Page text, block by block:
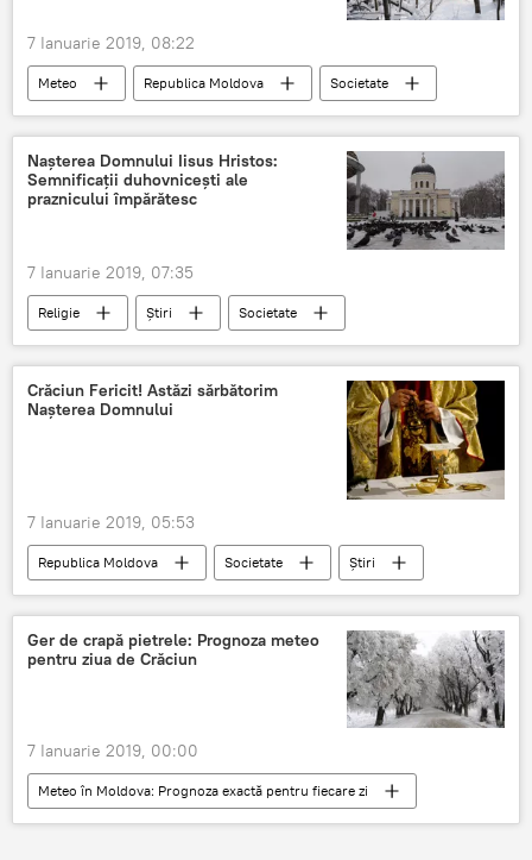
7 Ianuarie 2019, 08:22
Meteo Republica Moldova
Societate
Știri
Vreme
meteo
Crăciun
Nașterea Domnului Iisus Hristos:
Semnificații duhovnicești ale
praznicului împărătesc
7 Ianuarie 2019, 07:35
Religie Știri
Societate
Republica Moldova
Nasterea Domnului
Iisus Hristos
semnificatie Crăciun
Crăciun Fericit! Astăzi sărbătorim
Nașterea Domnului
7 Ianuarie 2019, 05:53
Republica Moldova Societate
Știri
Crăciun
Nașterea Domnului
obiceiuri
Tradiții
Ger de crapă pietrele: Prognoza meteo
pentru ziua de Crăciun
7 Ianuarie 2019, 00:00
Meteo în Moldova: Prognoza exactă pentru fiecare zi
Meteo
Informații